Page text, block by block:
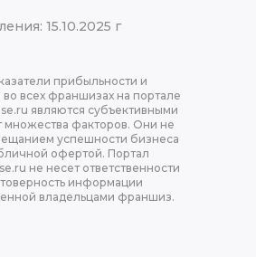
15.10.2025 г
прибыльности и
во всех франшизах на портале
являются субъективными
множества факторов. Они не
успешности бизнеса
офертой. Портал
не несет ответственности
информации
владельцами франшиз.